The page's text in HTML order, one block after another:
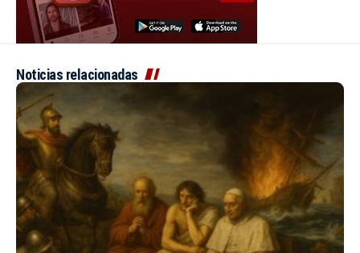
Noticias relacionadas